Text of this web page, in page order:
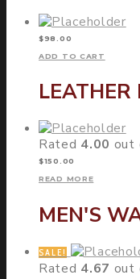
$98.00
ADD TO CART
LEATHER
Rated 4.00 out
$150.00
READ MORE
MEN'S
SALE!
Rated 4.67 out